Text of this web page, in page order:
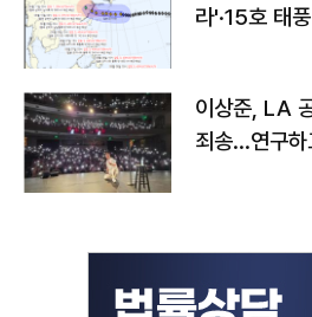
라'·15호 태
이상준, LA
죄송…연구하